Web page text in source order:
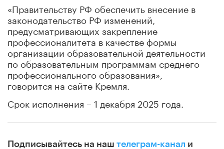
«Правительству РФ обеспечить внесение в
законодательство РФ изменений,
предусматривающих закрепление
профессионалитета в качестве формы
организации образовательной деятельности
по образовательным программам среднего
профессионального образования», –
говорится на сайте Кремля.
Срок исполнения – 1 декабря 2025 года.
Подписывайтесь на наш телеграм-канал и